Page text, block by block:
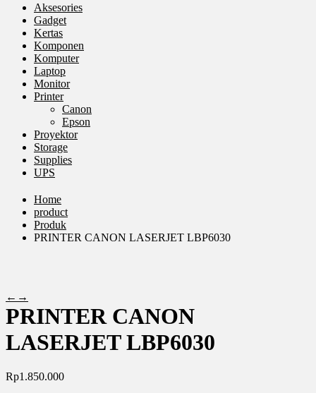
Aksesories
Gadget
Kertas
Komponen
Komputer
Laptop
Monitor
Printer
Canon
Epson
Proyektor
Storage
Supplies
UPS
Home
product
Produk
PRINTER CANON LASERJET LBP6030
← →
PRINTER CANON
LASERJET LBP6030
Rp1.850.000